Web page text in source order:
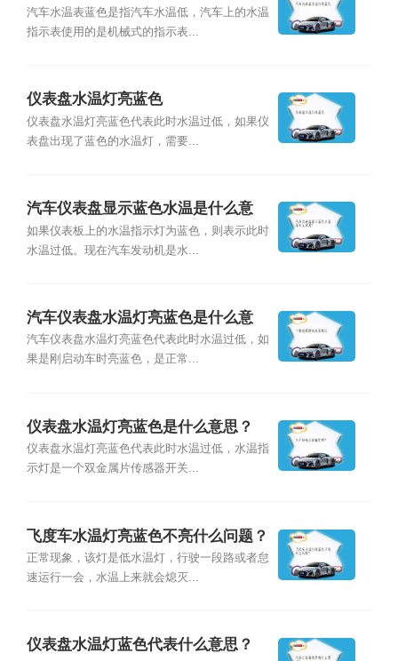
汽车水温表蓝色是指汽车水温低，汽车上的水温
指示表使用的是机械式的指示表...
仪表盘水温灯亮蓝色
仪表盘水温灯亮蓝色代表此时水温过低，如果仪
表盘出现了蓝色的水温灯，需要...
汽车仪表盘显示蓝色水温是什么意
思？
如果仪表板上的水温指示灯为蓝色，则表示此时
水温过低。现在汽车发动机是水...
汽车仪表盘水温灯亮蓝色是什么意
思？
汽车仪表盘水温灯亮蓝色代表此时水温过低，如
果是刚启动车时亮蓝色，是正常...
仪表盘水温灯亮蓝色是什么意思？
仪表盘水温灯亮蓝色代表此时水温过低，水温指
示灯是一个双金属片传感器开关...
飞度车水温灯亮蓝色不亮什么问题？
正常现象，该灯是低水温灯，行驶一段路或者怠
速运行一会，水温上来就会熄灭...
仪表盘水温灯蓝色代表什么意思？